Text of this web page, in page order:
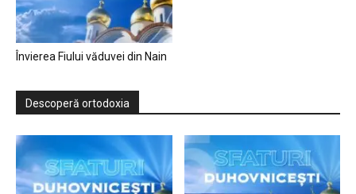
Învierea Fiului văduvei din Nain
Descoperă ortodoxia